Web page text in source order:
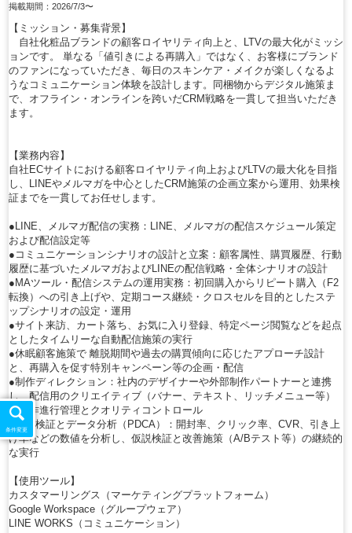
掲載期間：2026/7/3〜
【ミッション・募集背景】
自社化粧品ブランドの顧客ロイヤリティ向上と、LTVの最大化がミッシ
ョンです。 単なる「値引きによる再購入」ではなく、お客様にブランド
のファンになっていただき、毎日のスキンケア・メイクが楽しくなるよ
うなコミュニケーション体験を設計します。同梱物からデジタル施策ま
で、オフライン・オンラインを跨いだCRM戦略を一貫して担当いただき
ます。
【業務内容】
自社ECサイトにおける顧客ロイヤリティ向上およびLTVの最大化を目指
し、LINEやメルマガを中心としたCRM施策の企画立案から運用、効果検
証までを一貫してお任せします。
●LINE、メルマガ配信の実務：LINE、メルマガの配信スケジュール策定
および配信設定等
●コミュニケーションシナリオの設計と立案：顧客属性、購買履歴、行動
履歴に基づいたメルマガおよびLINEの配信戦略・全体シナリオの設計
●MAツール・配信システムの運用実務：初回購入からリピート購入（F2
転換）への引き上げや、定期コース継続・クロスセルを目的としたステ
ップシナリオの設定・運用
●サイト来訪、カート落ち、お気に入り登録、特定ページ閲覧などを起点
としたタイムリーな自動配信施策の実行
●休眠顧客施策で 離脱期間や過去の購買傾向に応じたアプローチ設計
と、再購入を促す特別キャンペーン等の企画・配信
●制作ディレクション：社内のデザイナーや外部制作パートナーと連携
し、配信用のクリエイティブ（バナー、テキスト、リッチメニュー等）
の制作進行管理とクオリティコントロール
●効果検証とデータ分析（PDCA）：開封率、クリック率、CVR、引き上
げ率などの数値を分析し、仮説検証と改善施策（A/Bテスト等）の継続的
な実行
【使用ツール】
カスタマーリングス（マーケティングプラットフォーム）
Google Workspace（グループウェア）
LINE WORKS（コミュニケーション）
条件変更